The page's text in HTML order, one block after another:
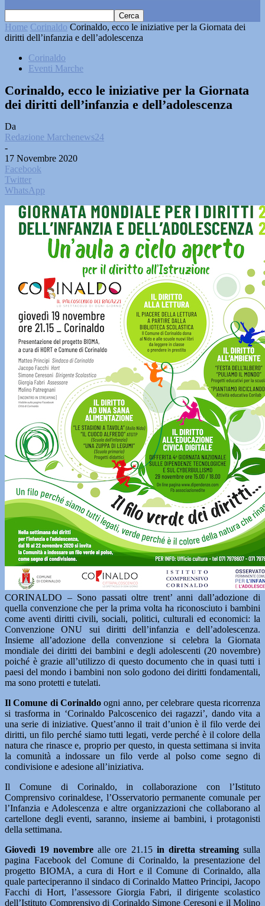
Home Corinaldo Corinaldo, ecco le iniziative per la Giornata dei
diritti dell’infanzia e dell’adolescenza
Corinaldo
Eventi Marche
Corinaldo, ecco le iniziative per la Giornata
dei diritti dell’infanzia e dell’adolescenza
Da
Redazione Marchenews24
-
17 Novembre 2020
Facebook
Twitter
WhatsApp
CORINALDO – Sono passati oltre trent’ anni dall’adozione di
quella convenzione che per la prima volta ha riconosciuto i bambini
come aventi diritti civili, sociali, politici, culturali ed economici: la
Convenzione ONU sui diritti dell’infanzia e dell’adolescenza.
Insieme all’adozione della convenzione si celebra la Giornata
mondiale dei diritti dei bambini e degli adolescenti (20 novembre)
poiché è grazie all’utilizzo di questo documento che in quasi tutti i
paesi del mondo i bambini non solo godono dei diritti fondamentali,
ma sono protetti e tutelati.
Il Comune di Corinaldo ogni anno, per celebrare questa ricorrenza
si trasforma in ‘Corinaldo Palcoscenico dei ragazzi’, dando vita a
una serie di iniziative. Quest’anno il trait d’union è il filo verde dei
diritti, un filo perché siamo tutti legati, verde perché è il colore della
natura che rinasce e, proprio per questo, in questa settimana si invita
la comunità a indossare un filo verde al polso come segno di
condivisione e adesione all’iniziativa.
Il Comune di Corinaldo, in collaborazione con l’Istituto
Comprensivo corinaldese, l’Osservatorio permanente comunale per
l’Infanzia e Adolescenza e altre organizzazioni che collaborano al
cartellone degli eventi, saranno, insieme ai bambini, i protagonisti
della settimana.
Giovedì 19 novembre alle ore 21.15 in diretta streamingsulla
pagina Facebook del Comune di Corinaldo, la presentazione del
progetto BIOMA, a cura di Hort e il Comune di Corinaldo, alla
quale parteciperanno il sindaco di Corinaldo Matteo Principi, Jacopo
Facchi di Hort, l’assessore Giorgia Fabri, il dirigente scolastico
dell’Istituto Comprensivo di Corinaldo Simone Ceresoni e il Molino